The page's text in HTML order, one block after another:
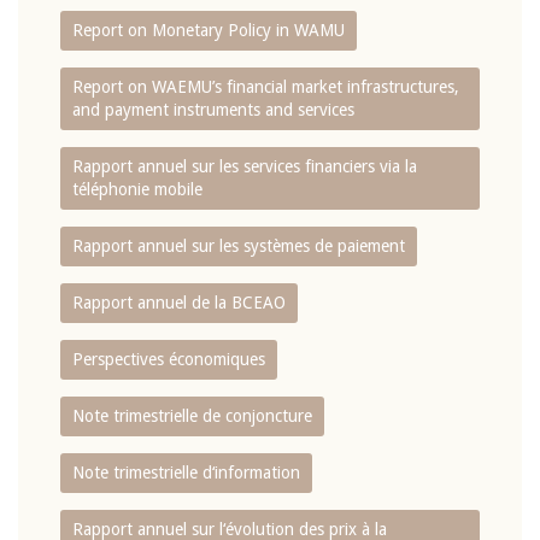
Report on Monetary Policy in WAMU
Report on WAEMU’s financial market infrastructures,
and payment instruments and services
Rapport annuel sur les services financiers via la
téléphonie mobile
Rapport annuel sur les systèmes de paiement
Rapport annuel de la BCEAO
Perspectives économiques
Note trimestrielle de conjoncture
Note trimestrielle d‘information
Rapport annuel sur l‘évolution des prix à la